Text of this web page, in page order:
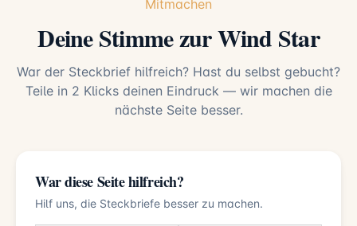
Mitmachen
Deine Stimme zur Wind Star
War der Steckbrief hilfreich? Hast du selbst gebucht?
Teile in 2 Klicks deinen Eindruck — wir machen die
nächste Seite besser.
War diese Seite hilfreich?
Hilf uns, die Steckbriefe besser zu machen.